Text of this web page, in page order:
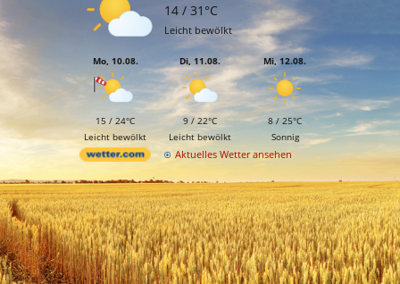
14 / 31°C
Leicht bewölkt
Mo, 10.08.
15 / 24°C
Leicht bewölkt
Di, 11.08.
9 / 22°C
Leicht bewölkt
Mi, 12.08.
8 / 25°C
Sonnig
Aktuelles Wetter ansehen